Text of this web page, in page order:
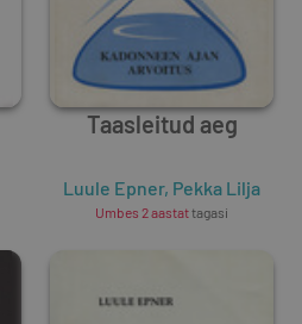
Taasleitud aeg
Luule Epner, Pekka Lilja
Umbes 2 aastattagasi